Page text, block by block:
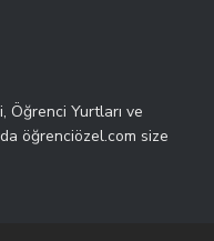
Öğrenci Yurtları ve
öğrenciözel.com size